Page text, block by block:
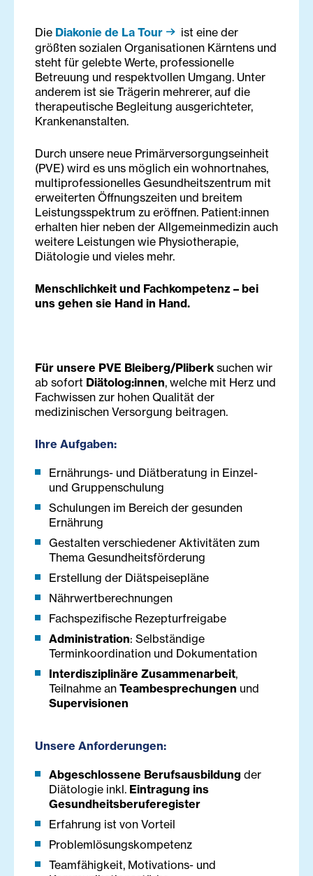
Die Diakonie de La Tour
ist eine der
größten sozialen Organisationen Kärntens und
steht für gelebte Werte, professionelle
Betreuung und respektvollen Umgang. Unter
anderem ist sie Trägerin mehrerer, auf die
therapeutische Begleitung ausgerichteter,
Krankenanstalten.
Durch unsere neue Primärversorgungseinheit
(PVE) wird es uns möglich ein wohnortnahes,
multiprofessionelles Gesundheitszentrum mit
erweiterten Öffnungszeiten und breitem
Leistungsspektrum zu eröffnen. Patient:innen
erhalten hier neben der Allgemeinmedizin auch
weitere Leistungen wie Physiotherapie,
Diätologie und vieles mehr.
Menschlichkeit und Fachkompetenz – bei
uns gehen sie Hand in Hand.
Für unsere PVE Bleiberg/Pliberk suchen wir
ab sofort Diätolog:innen, welche mit Herz und
Fachwissen zur hohen Qualität der
medizinischen Versorgung beitragen.
Ihre Aufgaben:
Ernährungs- und Diätberatung in Einzel-
und Gruppenschulung
Schulungen im Bereich der gesunden
Ernährung
Gestalten verschiedener Aktivitäten zum
Thema Gesundheitsförderung
Erstellung der Diätspeisepläne
Nährwertberechnungen
Fachspezifische Rezepturfreigabe
Administration: Selbständige
Terminkoordination und Dokumentation
Interdisziplinäre Zusammenarbeit,
Teilnahme an Teambesprechungen und
Supervisionen
Unsere Anforderungen:
Abgeschlossene Berufsausbildung der
Diätologie inkl. Eintragung ins
Gesundheitsberuferegister
Erfahrung ist von Vorteil
Problemlösungskompetenz
Teamfähigkeit, Motivations- und